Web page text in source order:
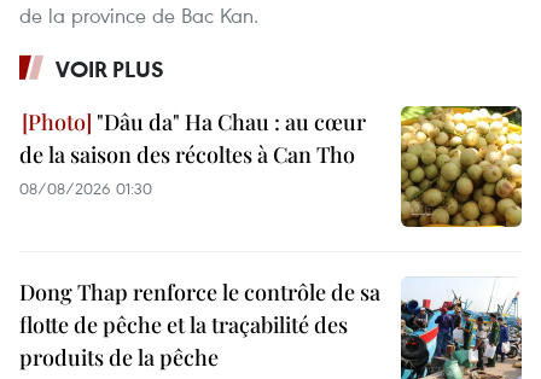
de la province de Bac Kan.
VOIR PLUS
"Dâu da" Ha Chau : au cœur
de la saison des récoltes à Can Tho
08/08/2026 01:30
Dong Thap renforce le contrôle de sa
flotte de pêche et la traçabilité des
produits de la pêche